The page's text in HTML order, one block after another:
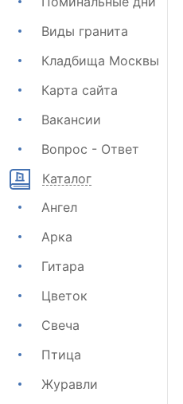
Виды гранита
Кладбища Москвы
Карта сайта
Вакансии
Вопрос - Ответ
Каталог
Ангел
Арка
Гитара
Цветок
Свеча
Птица
Журавли